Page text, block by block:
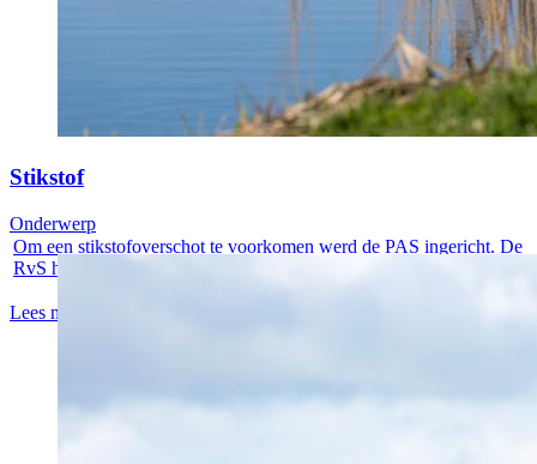
Stikstof
Om een stikstofoverschot te voorkomen werd de PAS ingericht. De
RvS heeft...
Lees meer
Onderwerp